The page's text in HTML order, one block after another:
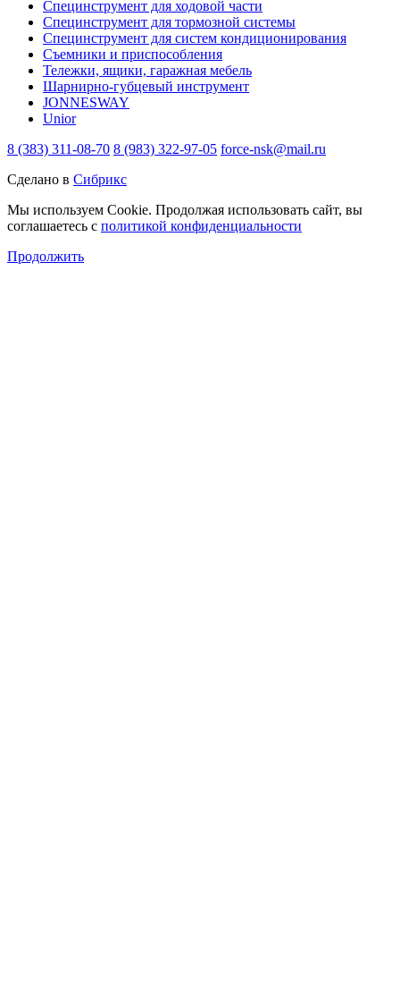
Специнструмент для ходовой части
Специнструмент для тормозной системы
Специнструмент для систем кондиционирования
Съемники и приспособления
Тележки, ящики, гаражная мебель
Шарнирно-губцевый инструмент
JONNESWAY
Unior
8 (383) 311-08-70 8 (983) 322-97-05 force-nsk@mail.ru
Сделано в Сибрикс
Мы используем Cookie. Продолжая использовать сайт, вы
соглашаетесь с политикой конфиденциальности
Продолжить